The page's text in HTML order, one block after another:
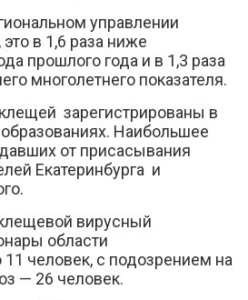
управлении
в 1,6 раза ниже
прошлого года и в 1,3 раза
многолетнего показателя.
зарегистрированы в
Наибольшее
от присасывания
Екатеринбурга и
вирусный
области
11 человек, с подозрением на
— 26 человек.